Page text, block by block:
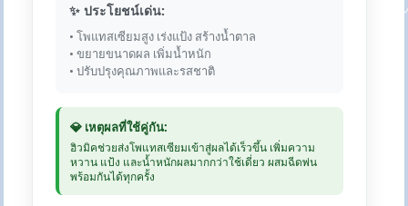
✨ ประโยชน์เด่น:
• โพแทสเซียมสูง เร่งแป้ง สร้างน้ำตาล
• ขยายขนาดผล เพิ่มน้ำหนัก
• ปรับปรุงคุณภาพและรสชาติ
💎 เหตุผลที่ใช้คู่กัน:
ฮิวมิคช่วยส่งโพแทสเซียมเข้าสู่ผลได้เร็วขึ้น เพิ่มความ
หวาน แป้ง และน้ำหนักผลมากกว่าใช้เดี่ยว ผสมฉีดพ่น
พร้อมกันได้ทุกครั้ง